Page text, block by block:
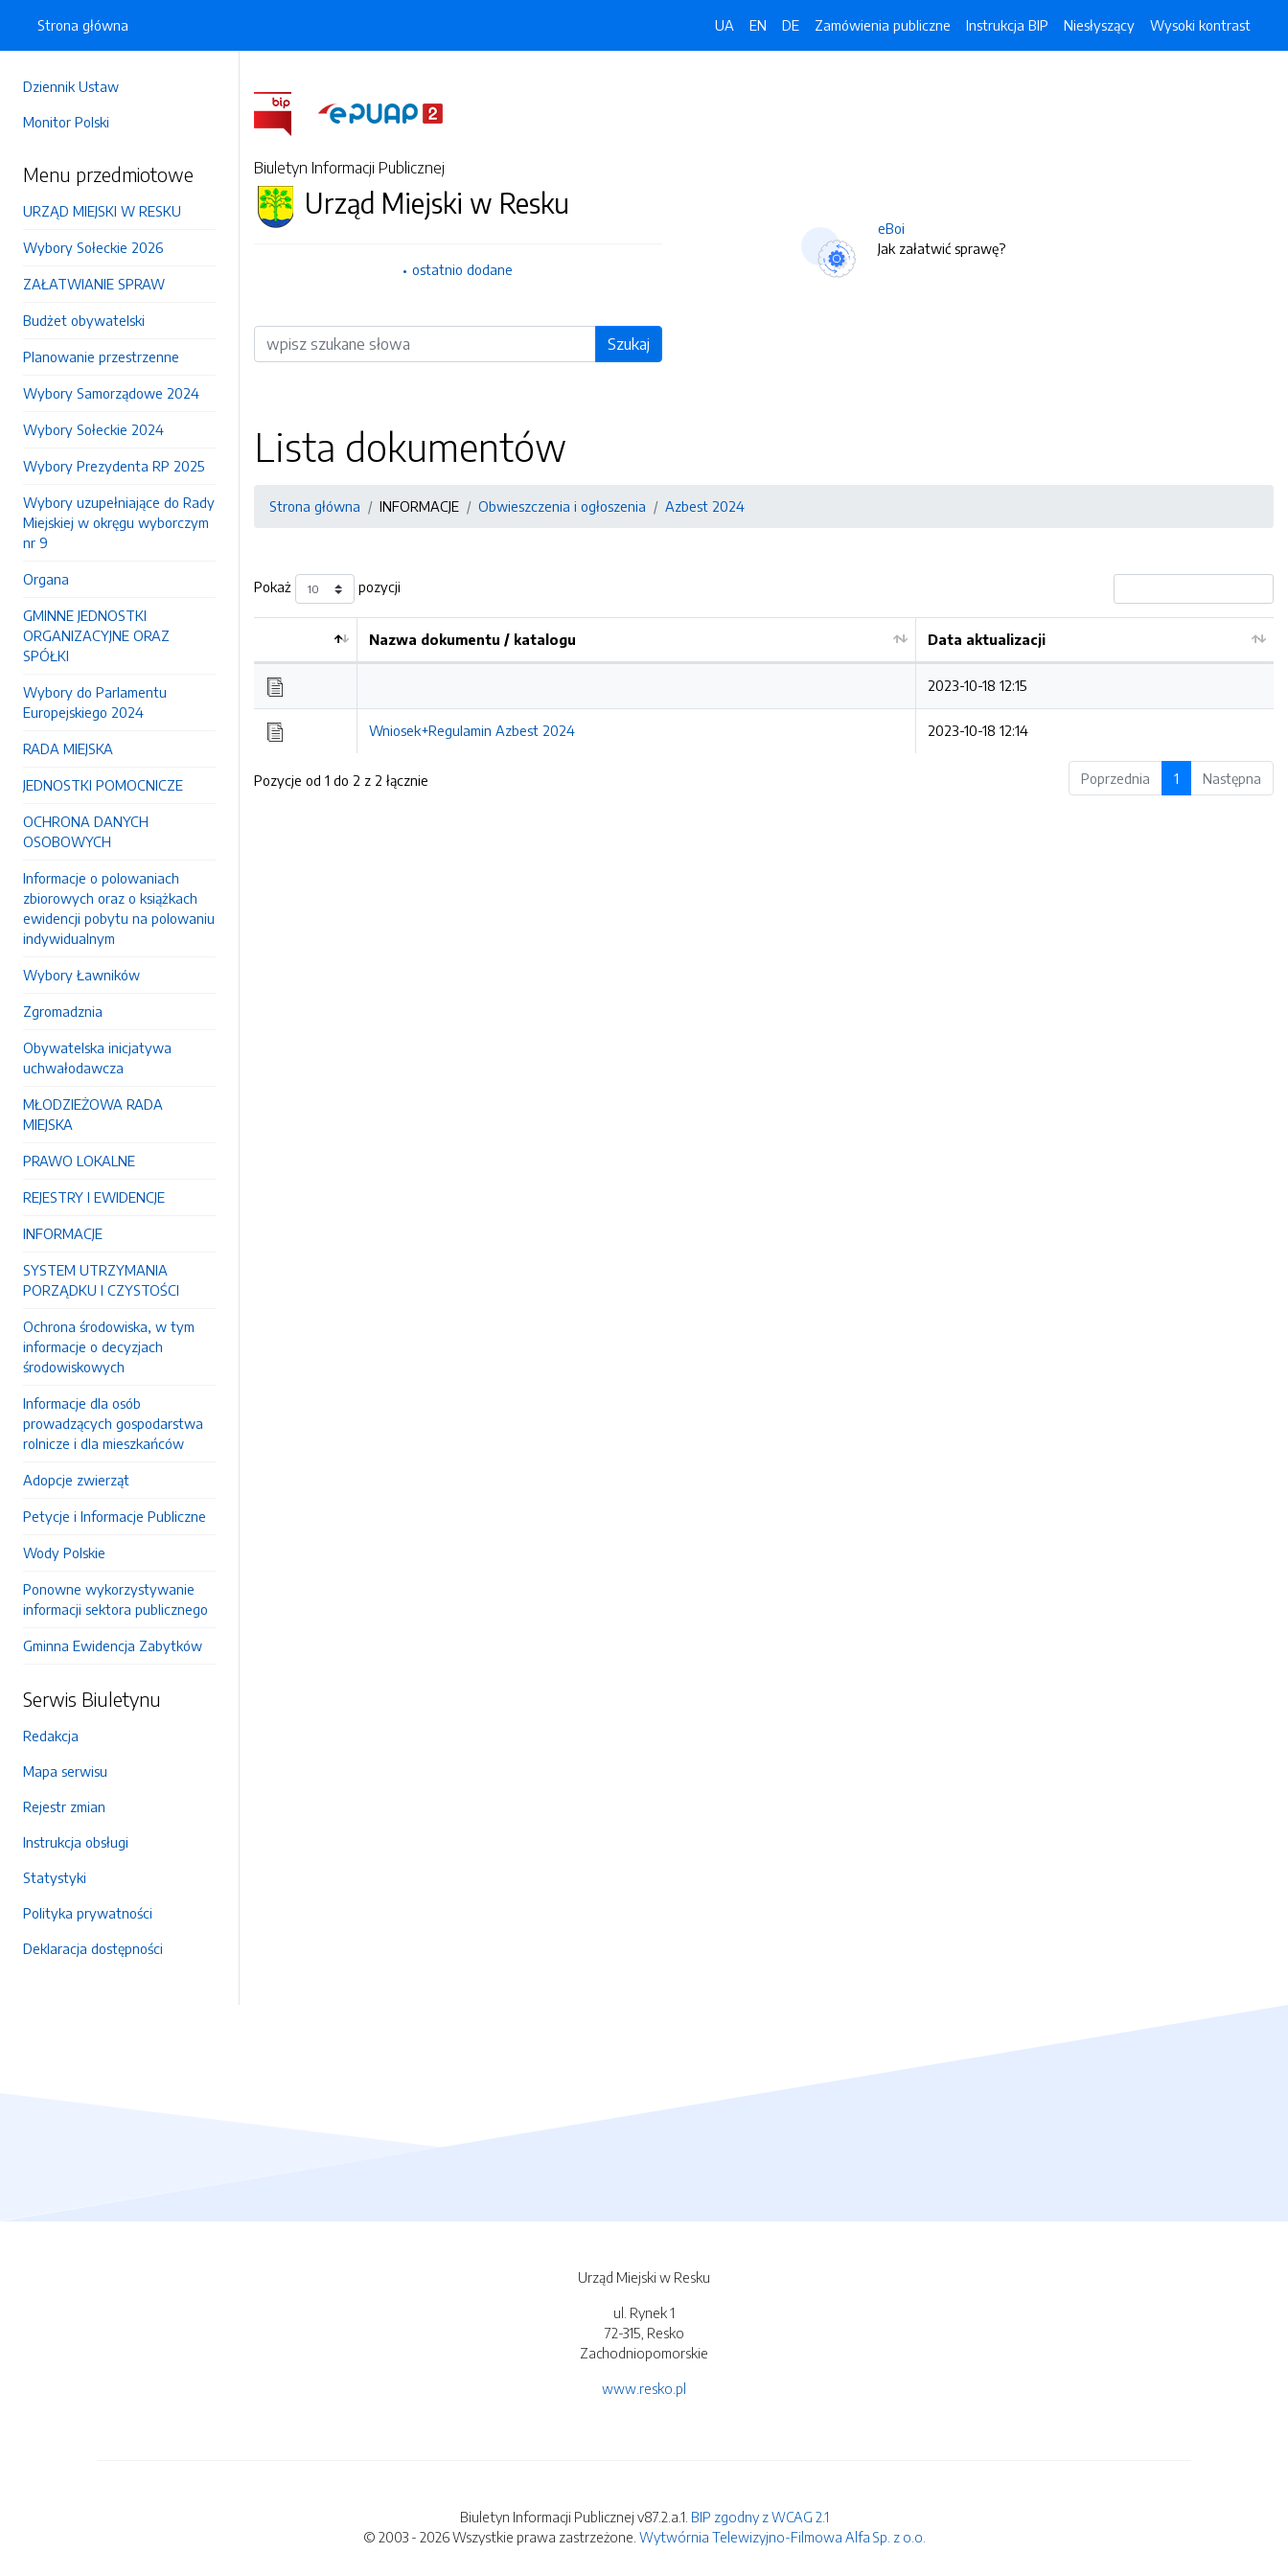
Dziennik Ustaw
Monitor Polski
Menu przedmiotowe
URZĄD MIEJSKI W RESKU
Wybory Sołeckie 2026
ZAŁATWIANIE SPRAW
Budżet obywatelski
Planowanie przestrzenne
Wybory Samorządowe 2024
Wybory Sołeckie 2024
Wybory Prezydenta RP 2025
Wybory uzupełniające do Rady
Miejskiej w okręgu wyborczym
nr 9
Organa
GMINNE JEDNOSTKI
ORGANIZACYJNE ORAZ
SPÓŁKI
Wybory do Parlamentu
Europejskiego 2024
RADA MIEJSKA
JEDNOSTKI POMOCNICZE
OCHRONA DANYCH
OSOBOWYCH
Informacje o polowaniach
zbiorowych oraz o książkach
ewidencji pobytu na polowaniu
indywidualnym
Wybory Ławników
Zgromadznia
Obywatelska inicjatywa
uchwałodawcza
MŁODZIEŻOWA RADA
MIEJSKA
PRAWO LOKALNE
REJESTRY I EWIDENCJE
INFORMACJE
SYSTEM UTRZYMANIA
PORZĄDKU I CZYSTOŚCI
Ochrona środowiska, w tym
informacje o decyzjach
środowiskowych
Informacje dla osób
prowadzących gospodarstwa
rolnicze i dla mieszkańców
Adopcje zwierząt
Petycje i Informacje Publiczne
Wody Polskie
Ponowne wykorzystywanie
informacji sektora publicznego
Gminna Ewidencja Zabytków
Serwis Biuletynu
Redakcja
Mapa serwisu
Rejestr zmian
Instrukcja obsługi
Statystyki
Polityka prywatności
Deklaracja dostępności
Strona główna UA EN DE Zamówienia publiczne Instrukcja BIP Niesłyszący Wysoki kontrast
Biuletyn Informacji Publicznej
Urząd Miejski w Resku
ostatnio dodane
Wyszukiwarka Szukaj
eBoi
Jak załatwić sprawę?
Lista dokumentów
Strona główna INFORMACJE Obwieszczenia i ogłoszenia Azbest 2024
Pokaż pozycji
Nazwa dokumentu / katalogu Data aktualizacji
2023-10-18 12:15
Wniosek+Regulamin Azbest 2024 2023-10-18 12:14
Pozycje od 1 do 2 z 2 łącznie Poprzednia 1 Następna
Urząd Miejski w Resku
ul. Rynek 1
72-315, Resko
Zachodniopomorskie
www.resko.pl
Biuletyn Informacji Publicznej v87.2.a.1. BIP zgodny z WCAG 2.1
© 2003 - 2026 Wszystkie prawa zastrzeżone. Wytwórnia Telewizyjno-Filmowa Alfa Sp. z o.o.